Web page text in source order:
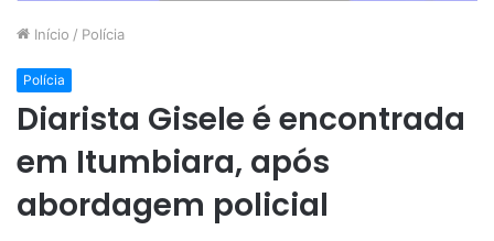
Início / Polícia
Polícia
Diarista Gisele é encontrada
em Itumbiara, após
abordagem policial